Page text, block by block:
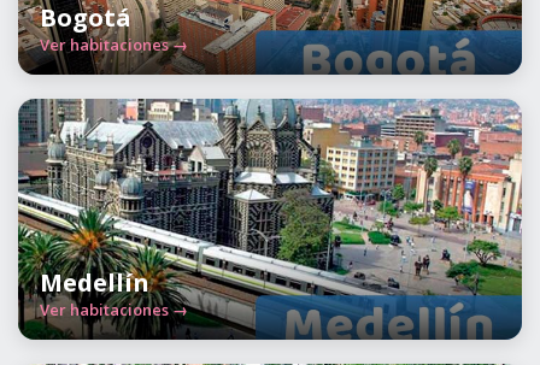
Bogotá
Ver habitaciones →
Medellín
Ver habitaciones →